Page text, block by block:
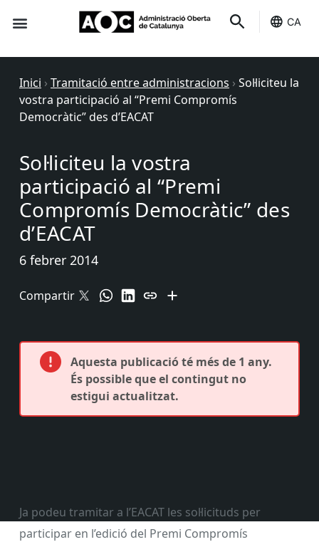
CA
Inici › Tramitació entre administracions › Sol·liciteu la
vostra participació al “Premi Compromís
Democràtic” des d’EACAT
Sol·liciteu la vostra
participació al “Premi
Compromís Democràtic” des
d’EACAT
6 febrer 2014
Compartir
Aquesta publicació té més de 1 any.
És possible que el contingut no
estigui actualitzat.
Ja podeu tramitar a l’EACAT les sol·licituds per
participar en l’edició del Premi Compromís